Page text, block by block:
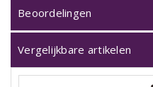
Beoordelingen
Vergelijkbare artikelen